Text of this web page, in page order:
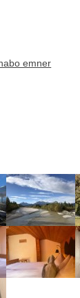
emner